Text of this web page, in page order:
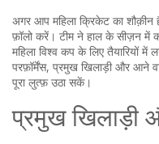
अगर आप महिला क्रिकेट का शौक़ीन
फ़ॉलो करें। टीम ने हाल के सीज़न में
महिला विश्व कप के लिए तैयारियों
परफ़ॉर्मेंस, प्रमुख खिलाड़ी और आने
पूरा लुत्फ़ उठा सकें।
प्रमुख खिलाड़ी